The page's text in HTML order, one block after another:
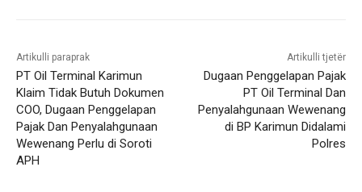
Artikulli paraprak
PT Oil Terminal Karimun
Klaim Tidak Butuh Dokumen
COO, Dugaan Penggelapan
Pajak Dan Penyalahgunaan
Wewenang Perlu di Soroti
APH
Artikulli tjetër
Dugaan Penggelapan Pajak
PT Oil Terminal Dan
Penyalahgunaan Wewenang
di BP Karimun Didalami
Polres